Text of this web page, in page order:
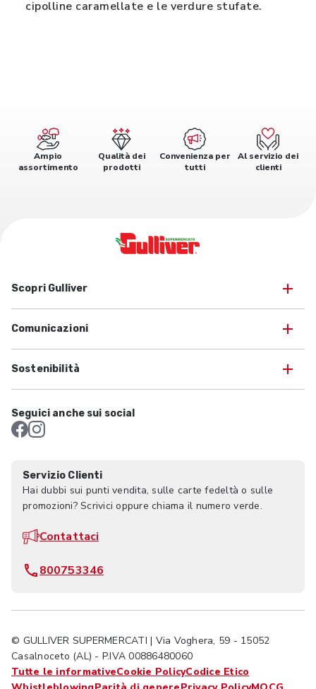
cipolline caramellate e le verdure stufate.
Ampio
assortimento
Qualità dei
prodotti
Convenienza per
tutti
Al servizio dei
clienti
Scopri Gulliver
Comunicazioni
Sostenibilità
Seguici anche sui social
Servizio Clienti
Hai dubbi sui punti vendita, sulle carte fedeltà o sulle
promozioni? Scrivici oppure chiama il numero verde.
Contattaci
800753346
© GULLIVER SUPERMERCATI | Via Voghera, 59 - 15052
Casalnoceto (AL) - P.IVA 00886480060
Tutte le informativeCookie PolicyCodice Etico